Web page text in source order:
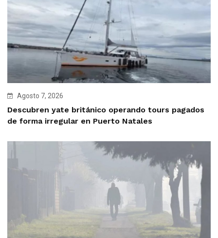
Agosto 7, 2026
Descubren yate británico operando tours pagados
de forma irregular en Puerto Natales